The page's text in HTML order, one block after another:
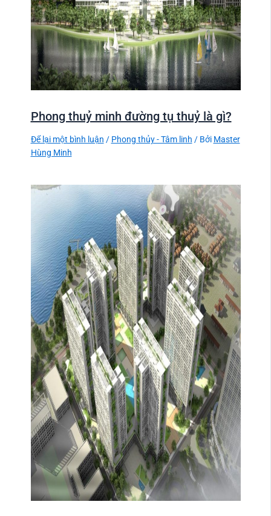
Phong thuỷ minh đường tụ thuỷ là gì?
Để lại một bình luận / Phong thủy - Tâm linh / Bởi Master
Hùng Minh